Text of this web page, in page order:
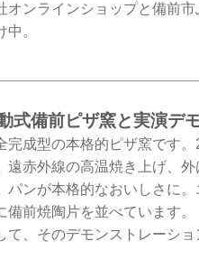
オンラインショップと備前
中。
式備前ピザ窯と実演デ
完成型の本格的ピザ窯です
遠赤外線の高温焼き上げ、
パンが本格的なおいしさに
備前焼陶片を並べています。
て、そのデモンストレーショ